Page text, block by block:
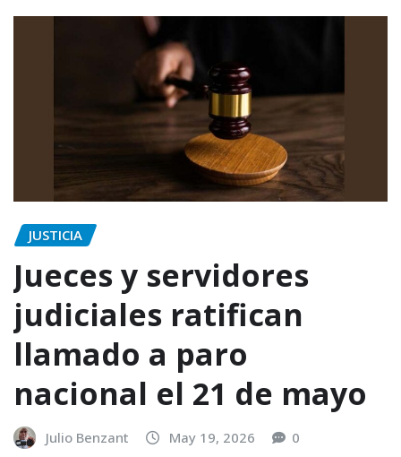
JUSTICIA
Jueces y servidores
judiciales ratifican
llamado a paro
nacional el 21 de mayo
Julio Benzant May 19, 2026 0